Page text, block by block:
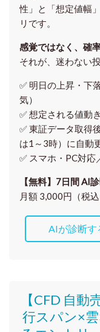
性」と「想定値幅
リです。
感覚ではなく、確
それが、迷わない
✅ 明日の上昇・下
気）
✅ 想定される値動
✅ 東証データ取得後
は1～3時）に自動
✅ スマホ・PC対応
【無料】7日間 AI
月額 3,000円（税
AIが診断す
【CFD 自動
行スパン×